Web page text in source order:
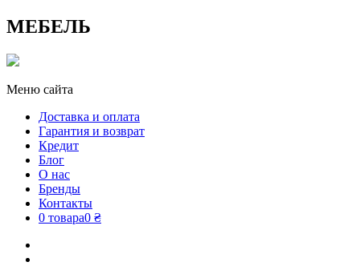
МЕБЕЛЬ
Меню сайта
Доставка и оплата
Гарантия и возврат
Кредит
Блог
О нас
Бренды
Контакты
0 товара0 ₴